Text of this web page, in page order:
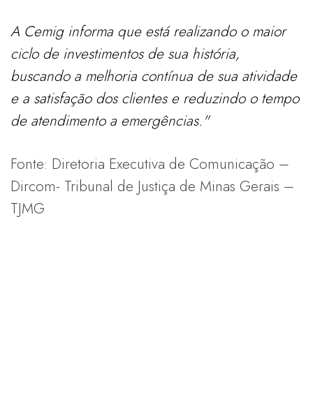
A Cemig informa que está realizando o maior
ciclo de investimentos de sua história,
buscando a melhoria contínua de sua atividade
e a satisfação dos clientes e reduzindo o tempo
de atendimento a emergências."
Fonte: Diretoria Executiva de Comunicação –
Dircom- Tribunal de Justiça de Minas Gerais –
TJMG